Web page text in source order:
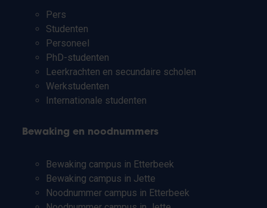
Pers
Studenten
Personeel
PhD-studenten
Leerkrachten en secundaire scholen
Werkstudenten
Internationale studenten
Bewaking en noodnummers
Bewaking campus in Etterbeek
Bewaking campus in Jette
Noodnummer campus in Etterbeek